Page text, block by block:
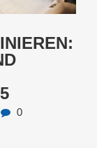
0